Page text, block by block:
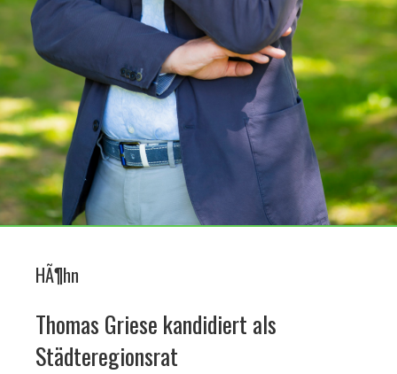
HÃ¶hn
Thomas Griese kandidiert als
Städteregionsrat